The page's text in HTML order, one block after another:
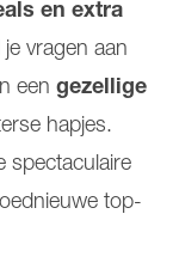
en extra
je vragen aan
een gezellige
hapjes.
spectaculaire
top-